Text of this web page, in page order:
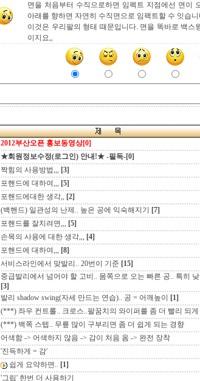
면을 처음부터 수직으로하면 임펙트 지점에선 면이
아래를 향하면 자연히 수직면으로 임팩트할 수 잇습
이것은 우리팔의 형태 때문입니다. 면을 똑바로 백스
이지요,,
2012부산오픈 홍보동영상[0]
★회원정보수정(로그인) 안내!★ -필독-[0]
짝힘의 사용방법,,, [3]
포핸드에 대하여,,, [5]
포핸드에대한 생각,, [2]
(백핸드) 일관성의 난제.. 높은 공에 익숙해지기 [7]
포핸드를 잘치려면,,, [5]
손목의 사용에 대한 생각,,, [4]
포핸드에 대하여,,, [8]
서비스라인에서 맞발리.. 20번이 기준 [15]
중급발리에서 넘어야 할 고비.. 몸쪽으로 오는 빠른 공.. 특히
[3]
발리 shadow swing(자세 만드는 연습).. 공 = 어깨높이 [1]
(***) 좌우 컨트롤.. 크로스..팔꿈치의 와이퍼를 좀 더 빨리 되게
(***) 백쪽 스텝.. 무릎 많이 구부리면 좀 더 쉽게 되는 경향
어색함 -> 어색하지 않음 -> 감이 처음 옴 -> 완전 장착
'진득하게 = 감'
쉽게 요약하면.. [1]
'그립' 한번 더 사용하기